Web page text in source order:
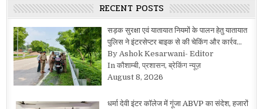
RECENT POSTS
सड़क सुरक्षा एवं यातायात नियमों के पालन हेतु यातायात
पुलिस ने इंटरसेप्टर बाइक से की चेकिंग और कार्रव…
By Ashok Kesarwani- Editor
In कौशाम्बी, प्रशासन, ब्रेकिंग न्यूज़
August 8, 2026
धर्मा देवी इंटर कॉलेज में गूंजा ABVP का संदेश, हजारों